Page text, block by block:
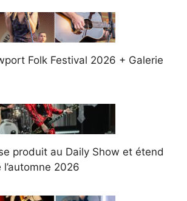
Folk Festival 2026 + Galerie
produit au Daily Show et étend
2026